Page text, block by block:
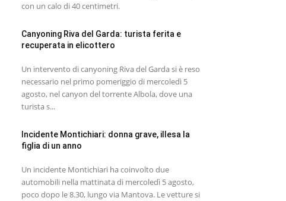
con un calo di 40 centimetri.
Canyoning Riva del Garda: turista ferita e
recuperata in elicottero
Un intervento di canyoning Riva del Garda si è reso
necessario nel primo pomeriggio di mercoledì 5
agosto, nel canyon del torrente Albola, dove una
turista s...
Incidente Montichiari: donna grave, illesa la
figlia di un anno
Un incidente Montichiari ha coinvolto due
automobili nella mattinata di mercoledì 5 agosto,
poco dopo le 8.30, lungo via Mantova. Le vetture si